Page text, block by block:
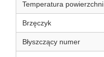
Temperatura powierzchni
Brzęczyk
Błyszczący numer